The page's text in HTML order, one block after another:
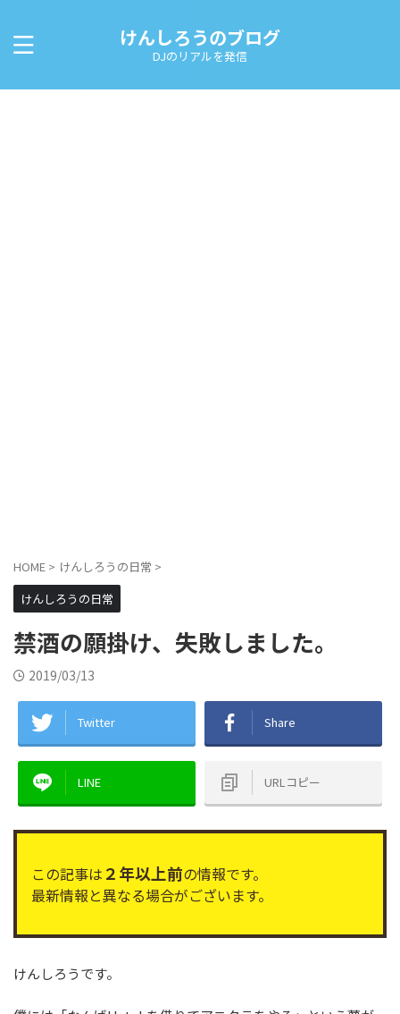
けんしろうのブログ
DJのリアルを発信
HOME > けんしろうの日常 >
けんしろうの日常
禁酒の願掛け、失敗しました。
2019/03/13
Twitter Share
LINE URLコピー
この記事は ２年以上前の情報です。
最新情報と異なる場合がございます。
けんしろうです。